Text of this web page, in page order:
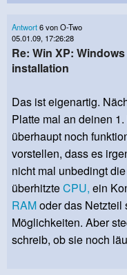
Antwort6 von O-Two
05.01.09, 17:26:28
Re: Win XP:
installation
Das ist eigenartig.
Platte mal an deinen
überhaupt noch
vorstellen, dass es
nicht mal unbedingt
überhitzteCPU, ein
RAModer das Netzteil
Möglichkeiten. Aber
schreib, ob sie noch